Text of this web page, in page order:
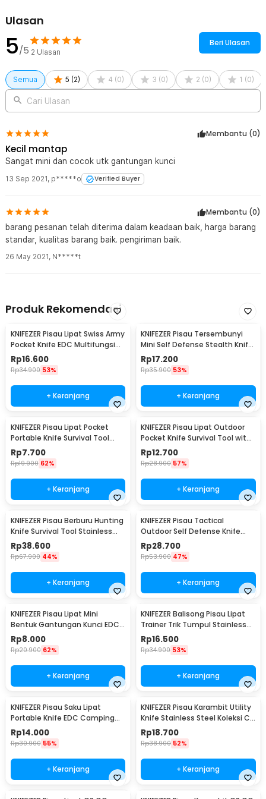
1 x Jinjunlang Pisau Cutter Mini Gantungan Kunci - K13
Ulasan
5/5 2 Ulasan
Beri Ulasan
Semua 5 (2) 4 (0) 3 (0) 2 (0) 1 (0)
Cari Ulasan
Membantu (0)
Kecil mantap
Sangat mini dan cocok utk gantungan kunci
13 Sep 2021, p*****o Verified Buyer
Membantu (0)
barang pesanan telah diterima dalam keadaan baik, harga barang
standar, kualitas barang baik. pengiriman baik.
26 May 2021, N*****t
Produk Rekomendasi
KNIFEZER Pisau Lipat Swiss Army
Pocket Knife EDC Multifungsi
11in1 - A3011
Rp16.600
Rp34.900 53%
+ Keranjang
KNIFEZER Pisau Tersembunyi
Mini Self Defense Stealth Knife
Steel - H19
Rp17.200
Rp35.900 53%
+ Keranjang
KNIFEZER Pisau Lipat Pocket
Portable Knife Survival Tool
EDC Stainless - H18
Rp7.700
Rp19.900 62%
+ Keranjang
KNIFEZER Pisau Lipat Outdoor
Pocket Knife Survival Tool with
Carabiner - W24
Rp12.700
Rp28.900 57%
+ Keranjang
KNIFEZER Pisau Berburu Hunting
Knife Survival Tool Stainless
Steel - BUCK076
Rp38.600
Rp67.900 44%
+ Keranjang
KNIFEZER Pisau Tactical
Outdoor Self Defense Knife
Stainless Steel - D578M
Rp28.700
Rp53.900 47%
+ Keranjang
KNIFEZER Pisau Lipat Mini
Bentuk Gantungan Kunci EDC
Stainless Steel - MKE13
Rp8.000
Rp20.900 62%
+ Keranjang
KNIFEZER Balisong Pisau Lipat
Trainer Trik Tumpul Stainless
Steel - C27
Rp16.500
Rp34.900 53%
+ Keranjang
KNIFEZER Pisau Saku Lipat
Portable Knife EDC Camping
Survival Steel - CS-ZDD01
Rp14.000
Rp30.900 55%
+ Keranjang
KNIFEZER Pisau Karambit Utility
Knife Stainless Steel Koleksi CS
GO - H12
Rp18.700
Rp38.900 52%
+ Keranjang